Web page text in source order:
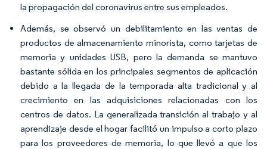
la propagación del coronavirus entre sus empleados.
Además, se observó un debilitamiento en las ventas de
productos de almacenamiento minorista, como tarjetas de
memoria y unidades USB, pero la demanda se mantuvo
bastante sólida en los principales segmentos de aplicación
debido a la llegada de la temporada alta tradicional y al
crecimiento en las adquisiciones relacionadas con los
centros de datos. La generalizada transición al trabajo y al
aprendizaje desde el hogar facilitó un impulso a corto plazo
para los proveedores de memoria, lo que llevó a que los